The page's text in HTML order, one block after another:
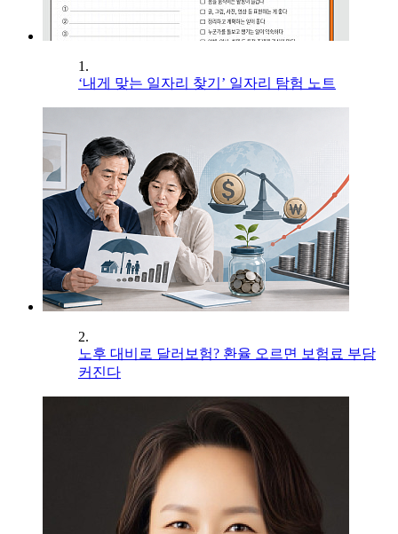
1.
‘내게 맞는 일자리 찾기’ 일자리 탐험 노트
2.
노후 대비로 달러보험? 환율 오르면 보험료 부담
커진다